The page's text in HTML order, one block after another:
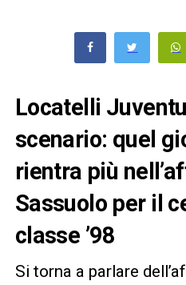
Locatelli
scenario: quel
rientra più
Sassuolo per il
classe ’98
Si torna a parlare